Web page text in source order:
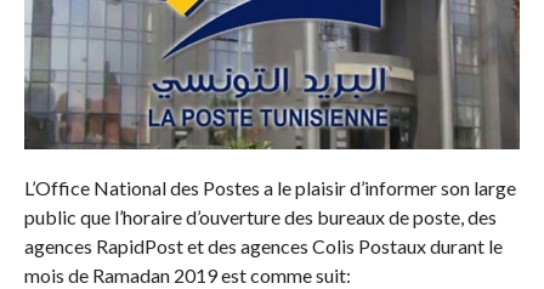
L’Office National des Postes a le plaisir d’informer son large
public que l’horaire d’ouverture des bureaux de poste, des
agences RapidPost et des agences Colis Postaux durant le
mois de Ramadan 2019 est comme suit: